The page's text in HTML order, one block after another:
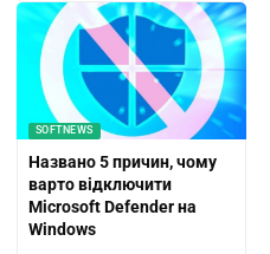
SOFTNEWS
Названо 5 причин, чому
варто відключити
Microsoft Defender на
Windows